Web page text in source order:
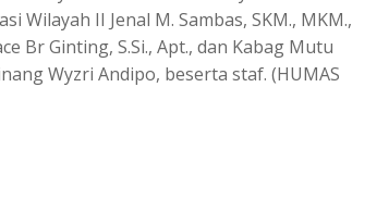
Wilayah II Jenal M. Sambas, SKM., MKM.,
Br Ginting, S.Si., Apt., dan Kabag Mutu
Wyzri Andipo, beserta staf. (HUMAS